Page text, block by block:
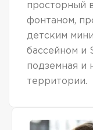
просторный
фонтаном,
детским
бассейном и
подземная и
территории.